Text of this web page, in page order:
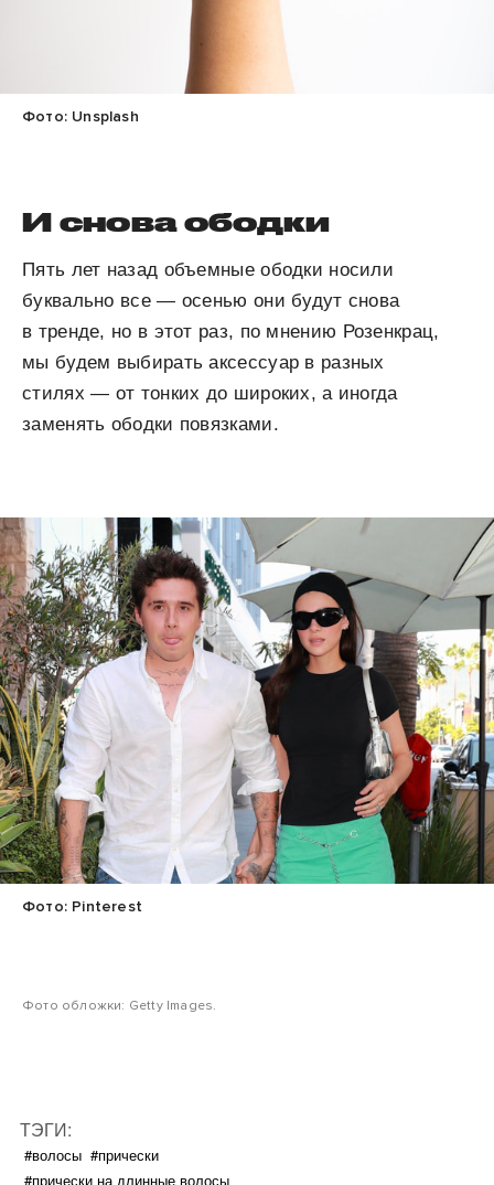
Фото: Unsplash
И снова ободки
Пять лет назад объемные ободки носили
буквально все — осенью они будут снова
в тренде, но в этот раз, по мнению Розенкрац,
мы будем выбирать аксессуар в разных
стилях — от тонких до широких, а иногда
заменять ободки повязками.
Фото: Pinterest
Фото обложки: Getty Images.
ТЭГИ:
#волосы #прически
#прически на длинные волосы